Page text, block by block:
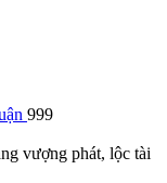
999
vượng phát, lộc tài